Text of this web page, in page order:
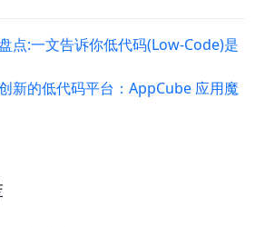
点:一文告诉你低代码(Low-Code)是
新的低代码平台：AppCube 应用魔